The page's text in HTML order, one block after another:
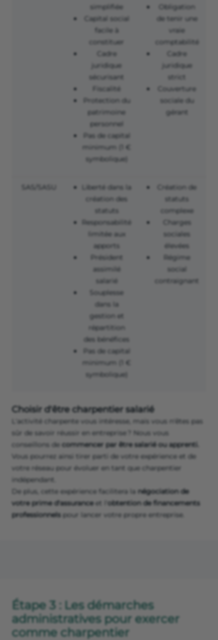
simplifiée
Capital social
facile à
constituer
Cadre
juridique
sécurisant
Fiscalité
Protection du
patrimoine
personnel
Pas de capital
minimum (1 €
symbolique)
Obligation
de tenir une
vraie
comptabilité
Cadre
juridique
strict
Couverture
sociale du
gérant
SAS/SASU
Liberté dans la
création des
statuts
Responsabilité
limitée aux
apports
Président
assimilé
salarié
Souplesse
dans la
gestion et
répartition
des bénéfices
Pas de capital
minimum (1 €
symbolique)
Création de
statuts
complexe
Charges
sociales
élevées
Régime
social
contraignant
Choisir d'être charpentier salarié
L'activité charpente vous intéresse, mais vous n'êtes pas
sûr de savoir réussir en entreprise ? Nous vous
conseillons de commencer par être salarié ou apprenti.
Vous pourrez ainsi tirer parti de votre expérience et de
votre réseau pour évoluer en tant que charpentier
indépendant.
De plus, cette expérience facilitera la négociation de
votre prime d'assuranceet l' obtention de financements
professionnels pour lancer votre propre entreprise.
Étape 3 : Les démarches
administratives pour exercer
comme charpentier